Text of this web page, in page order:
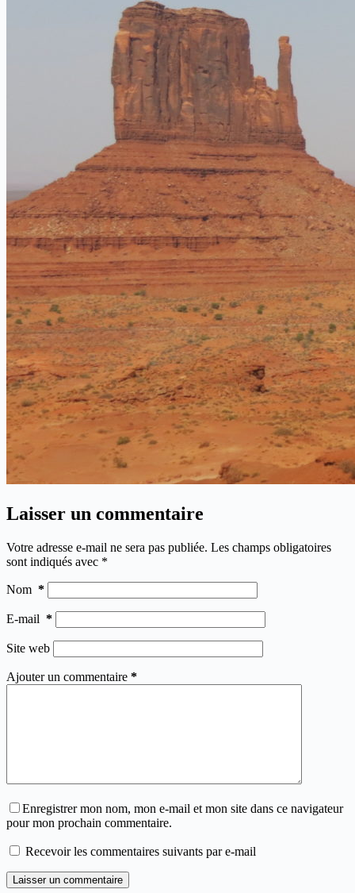
Laisser un commentaire
Votre adresse e-mail ne sera pas publiée. Les champs obligatoires
sont indiqués avec *
Nom *
E-mail *
Site web
Ajouter un commentaire *
Enregistrer mon nom, mon e-mail et mon site dans ce navigateur
pour mon prochain commentaire.
Recevoir les commentaires suivants par e-mail
Laisser un commentaire